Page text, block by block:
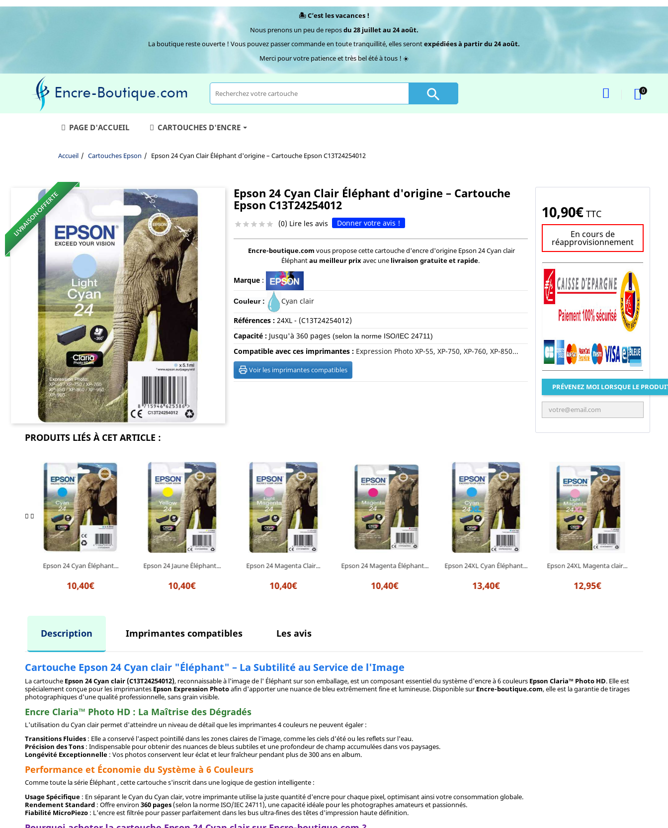
🏝️ C’est les vacances !
Nous prenons un peu de reposdu 28 juillet au 24 août.
La boutique reste ouverte ! Vous pouvez passer commande en toute tranquillité, elles serontexpédiées à partir du 24 août.
Merci pour votre patience et très bel été à tous ! ☀️
 0
PAGE D'ACCUEIL CARTOUCHES D'ENCRE
Accueil Cartouches Epson Epson 24 Cyan Clair Éléphant d'origine – Cartouche Epson C13T24254012
LIVRAISON OFFERTE
Epson 24 Cyan Clair Éléphant d'origine – Cartouche
Epson C13T24254012
     (0) Lire les avis Donner votre avis !
Encre-boutique.com vous propose cette cartouche d'encre d'origine Epson 24 Cyan clair
Éléphantau meilleur prix avec une livraison gratuite et rapide.
Marque:
Couleur : Cyan clair
Références : 24XL - (C13T24254012)
Capacité : Jusqu'à 360 pages (selon la norme ISO/IEC 24711)
Compatible avec ces imprimantes : Expression Photo XP-55, XP-750, XP-760, XP-850...
Voir les imprimantes compatibles
10,90€ TTC
En cours de
réapprovisionnement
PRÉVENEZ MOI LORSQUE LE
PRODUITS LIÉS À CET ARTICLE :
Epson 24 Cyan Éléphant...
10,40€
Epson 24 Jaune Éléphant...
10,40€
Epson 24 Magenta Clair...
10,40€
Epson 24 Magenta Éléphant...
10,40€
Epson 24XL Cyan Éléphant...
13,40€
Epson 24XL Magenta clair...
12,95€
Description Imprimantes compatibles Les avis
Cartouche Epson 24 Cyan clair "Éléphant" – La Subtilité au Service de l'Image
La cartouche Epson 24 Cyan clair (C13T24254012), reconnaissable à l'image de l' Éléphant sur son emballage, est un composant essentiel du système d'encre à 6 couleurs Epson Claria™ Photo HD. Elle est
spécialement conçue pour les imprimantes Epson Expression Photoafin d'apporter une nuance de bleu extrêmement fine et lumineuse. Disponible surEncre-boutique.com, elle est la garantie de tirages
photographiques d'une qualité professionnelle, sans grain visible.
Encre Claria™ Photo HD : La Maîtrise des Dégradés
L'utilisation du Cyan clair permet d'atteindre un niveau de détail que les imprimantes 4 couleurs ne peuvent égaler :
Transitions Fluides : Elle a conservé l'aspect pointillé dans les zones claires de l'image, comme les ciels d'été ou les reflets sur l'eau.
Précision des Tons : Indispensable pour obtenir des nuances de bleus subtiles et une profondeur de champ accumulées dans vos paysages.
Longévité Exceptionnelle : Vos photos conservent leur éclat et leur fraîcheur pendant plus de 300 ans en album.
Performance et Économie du Système à 6 Couleurs
Comme toute la série Éléphant , cette cartouche s'inscrit dans une logique de gestion intelligente :
Usage Spécifique : En séparant le Cyan du Cyan clair, votre imprimante utilise la juste quantité d'encre pour chaque pixel, optimisant ainsi votre consommation globale.
Rendement Standard : Offre environ360 pages(selon la norme ISO/IEC 24711), une capacité idéale pour les photographes amateurs et passionnés.
Fiabilité MicroPiezo : L'encre est filtrée pour passer parfaitement dans les bus ultra-fines des têtes d'impression haute définition.